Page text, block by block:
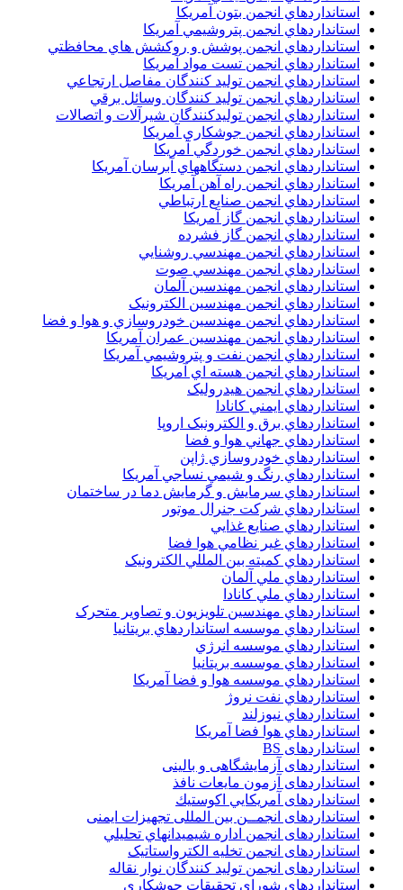
استانداردهاي انجمن بتون آمريکا
استانداردهاي انجمن پتروشيمي آمريکا
استانداردهاي انجمن پوشش و روکشش هاي محافظتي
استانداردهاي انجمن تست مواد آمريکا
استانداردهاي انجمن توليد کنندگان مفاصل ارتجاعي
استانداردهاي انجمن توليد کنندگان وسائل برقي
استانداردهاي انجمن توليدکنندگان شيرآلات و اتصالات
استانداردهاي انجمن جوشکاري آمريکا
استانداردهاي انجمن خوردگي آمريکا
استانداردهاي انجمن دستگاههاي آبرسان آمريکا
استانداردهاي انجمن راه آهن آمريکا
استانداردهاي انجمن صنايع ارتباطي
استانداردهاي انجمن گاز آمريکا
استانداردهاي انجمن گاز فشرده
استانداردهاي انجمن مهندسي روشنايي
استانداردهاي انجمن مهندسي صوت
استانداردهاي انجمن مهندسين آلمان
استانداردهاي انجمن مهندسين الکترونيک
استانداردهاي انجمن مهندسين خودروسازي و هوا و فضا
استانداردهاي انجمن مهندسين عمران آمريکا
استانداردهاي انجمن نفت و پتروشيمي آمريکا
استانداردهاي انجمن هسته اي آمريکا
استانداردهاي انجمن هيدروليک
استانداردهاي ايمني کانادا
استانداردهاي برق و الکترونبک اروپا
استانداردهاي جهاني هوا و فضا
استانداردهاي خودروسازي ژاپن
استانداردهاي رنگ و شيمي نساجي آمريکا
استانداردهاي سرمايش و گرمايش دما در ساختمان
استانداردهاي شرکت جنرال موتور
استانداردهاي صنايع غذايي
استانداردهاي غير نظامي هوا فضا
استانداردهاي کميته بين المللي الکترونيک
استانداردهاي ملي آلمان
استانداردهاي ملي کانادا
استانداردهاي مهندسين تلويزيون و تصاوير متحرک
استانداردهاي موسسه استانداردهاي بريتانيا
استانداردهاي موسسه انرژي
استانداردهاي موسسه بريتانيا
استانداردهاي موسسه هوا و فضا آمريکا
استانداردهاي نفت نروژ
استانداردهاي نيوزلند
استانداردهاي هوا فضا آمريکا
استانداردهای BS
استانداردهای آزمایشگاهی و بالینی
استانداردهای آزمون مایعات نافذ
استانداردهای آمريكايي اكوستيك
استانداردهای انجمــن بين المللى تجهيزات ايمنى
استانداردهای انجمن اداره شيميدانهاي تحليلي
استانداردهای انجمن تخليه الکترواستاتيک
استانداردهای انجمن توليد کنندگان نوار نقاله
استانداردهای شورای تحقیقات جوشکاری